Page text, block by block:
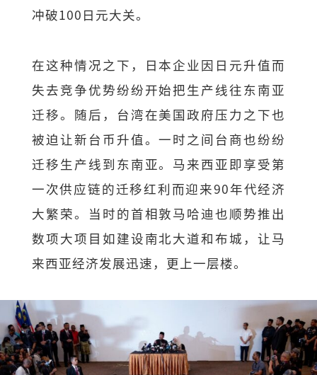
冲破100日元大关。
在这种情况之下，日本企业因日元升值而
失去竞争优势纷纷开始把生产线往东南亚
迁移。随后，台湾在美国政府压力之下也
被迫让新台币升值。一时之间台商也纷纷
迁移生产线到东南亚。马来西亚即享受第
一次供应链的迁移红利而迎来90年代经济
大繁荣。当时的首相敦马哈迪也顺势推出
数项大项目如建设南北大道和布城，让马
来西亚经济发展迅速，更上一层楼。